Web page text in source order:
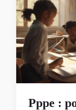
Pppe :